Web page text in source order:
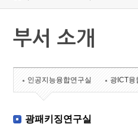
부서 소개
인공지능융합연구실 광ICT융
광패키징연구실